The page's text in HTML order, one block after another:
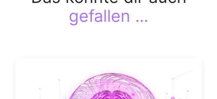
gefallen ...